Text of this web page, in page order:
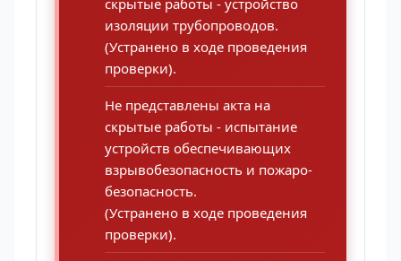
скрытые работы - устройство
изоляции трубопроводов.
(Устранено в ходе проведения
проверки).
Не представлены акта на
скрытые работы - испытание
устройств обеспечивающих
взрывобезопасность и пожаро-
безопасность.
(Устранено в ходе проведения
проверки).